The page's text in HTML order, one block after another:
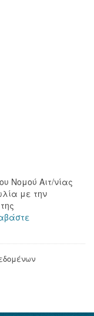
Νομού Αιτ/νίας
με την